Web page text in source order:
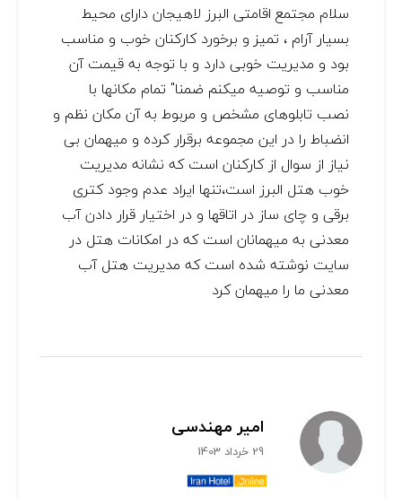
سلام مجتمع اقامتی البرز لاهیجان دارای محیط
بسیار آرام ، تمیز و برخورد کارکنان خوب و مناسب
بود و مدیریت خوبی دارد و با توجه به قیمت آن
مناسب و توصیه میکنم ضمنا" تمام مکانها با
نصب تابلوهای مشخص و مربوط به آن مکان نظم و
انضباط را در این مجموعه برقرار کرده و میهمان بی
نیاز از سوال از کارکنان است که نشانه مدیریت
خوب هتل البرز است،تنها ایراد عدم وجود کتری
برقی و چای ساز در اتاقها و در اختیار قرار دادن آب
معدنی به میهمانان است که در امکانات هتل در
سایت نوشته شده است که مدیریت هتل آب
معدنی ما را میهمان کرد
امیر مهندسی
29 خرداد 1403